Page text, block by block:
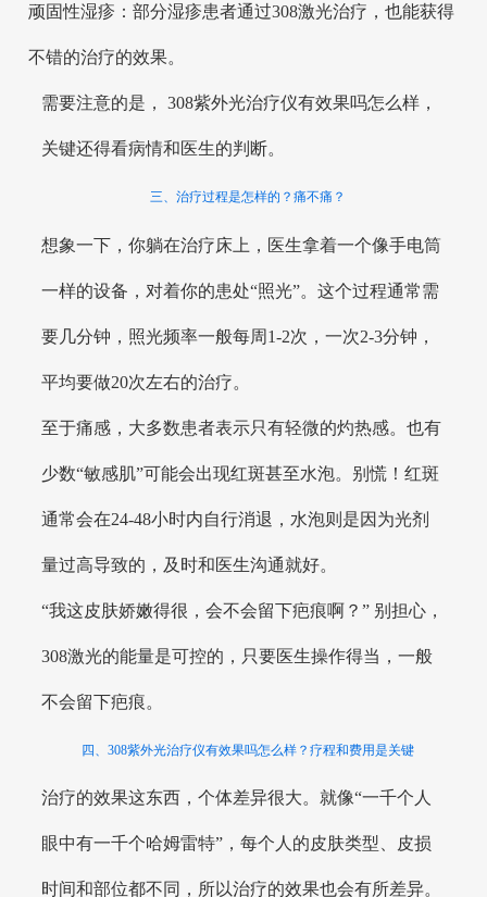
顽固性湿疹：部分湿疹患者通过308激光治疗，也能获得
不错的治疗的效果。
需要注意的是， 308紫外光治疗仪有效果吗怎么样，
关键还得看病情和医生的判断。
三、治疗过程是怎样的？痛不痛？
想象一下，你躺在治疗床上，医生拿着一个像手电筒
一样的设备，对着你的患处“照光”。这个过程通常需
要几分钟，照光频率一般每周1-2次，一次2-3分钟，
平均要做20次左右的治疗。
至于痛感，大多数患者表示只有轻微的灼热感。也有
少数“敏感肌”可能会出现红斑甚至水泡。别慌！红斑
通常会在24-48小时内自行消退，水泡则是因为光剂
量过高导致的，及时和医生沟通就好。
“我这皮肤娇嫩得很，会不会留下疤痕啊？” 别担心，
308激光的能量是可控的，只要医生操作得当，一般
不会留下疤痕。
四、308紫外光治疗仪有效果吗怎么样？疗程和费用是关键
治疗的效果这东西，个体差异很大。就像“一千个人
眼中有一千个哈姆雷特”，每个人的皮肤类型、皮损
时间和部位都不同，所以治疗的效果也会有所差异。